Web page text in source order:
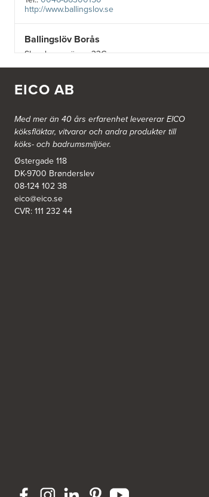
http://www.ballingslov.se
Ballingslöv Borås
Skaraborgsvägen 33C
http://www.ballingslov.se
Ballingslöv Göteborg C
Mölndalsvägen 28
412 63 Göteborg
Tel.:0046-31757500
http://www.ballingslov.se
Ballingslöv Hässleholm
Nässelvägen 1
Stoby Måleri AB
EICO AB
Med mer än 40 års erfarenhet levererar EICO
köksfläktar, vitvaror och andra produkter till
köks- och badrumsmiljöer.
Østergade 118
DK-9700 Brønderslev
08-124 102 38
eico@eico.se
CVR: 111 232 44